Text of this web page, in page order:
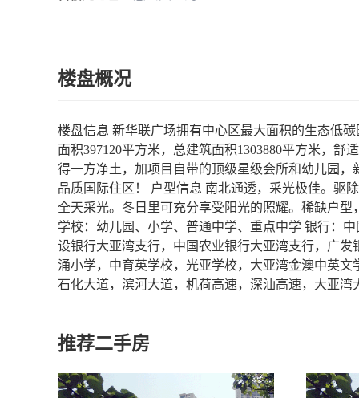
楼盘概况
楼盘信息 新华联广场拥有中心区最大面积的生态低
面积397120平方米，总建筑面积1303880平方米，
得一方净土，加项目自带的顶级星级会所和幼儿园
品质国际住区！ 户型信息 南北通透，采光极佳。驱
全天采光。冬日里可充分享受阳光的照耀。稀缺户
学校：幼儿园、小学、普通中学、重点中学 银行：
设银行大亚湾支行，中国农业银行大亚湾支行，广
涌小学，中育英学校，光亚学校，大亚湾金澳中英
石化大道，滨河大道，机荷高速，深汕高速，大亚湾
推荐二手房